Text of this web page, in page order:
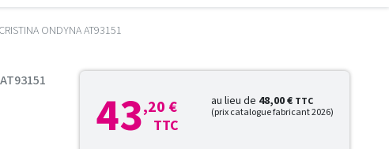
ONDYNA AT93151
43,20 €
TTC
au lieu de 48,00 € TTC
(prix catalogue fabricant 2026)